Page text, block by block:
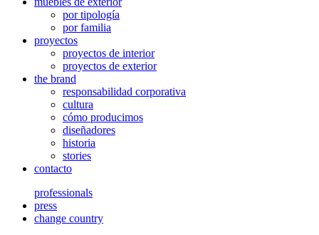
por tipología
por familia
proyectos
proyectos de interior
proyectos de exterior
the brand
responsabilidad corporativa
cultura
cómo producimos
diseñadores
historia
stories
contacto
professionals
press
change country